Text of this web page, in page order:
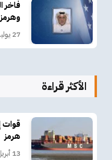
فاخر
وهرمز
27 يوليو، 2026
الأكثر قراءة
قوات
هرمز
13 أبريل، 2024